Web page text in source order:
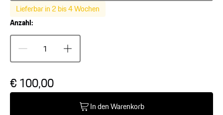
Lieferbar in 2 bis 4 Wochen
Anzahl:
€ 100,00
In den Warenkorb